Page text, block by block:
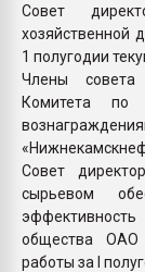
Совет
хозяйственной
1 полугодии
Члены совета
Комитета
Совет
сырьевом
общества ОАО
работы за I